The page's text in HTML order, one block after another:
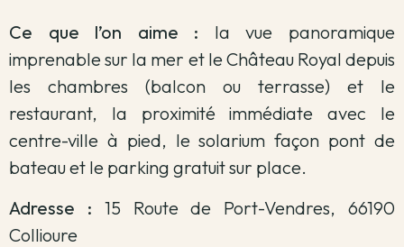
Ce que l’on aime : la vue panoramique
imprenable sur la mer et le Château Royal depuis
les chambres (balcon ou terrasse) et le
restaurant, la proximité immédiate avec le
centre-ville à pied, le solarium façon pont de
bateau et le parking gratuit sur place.
Adresse : 15 Route de Port-Vendres, 66190
Collioure